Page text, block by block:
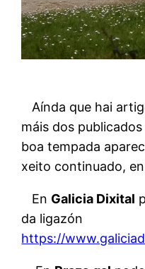
Aínda que hai
máis dos
boa tempada
xeito continuado,
En Galicia Dixital
da ligazón
https://